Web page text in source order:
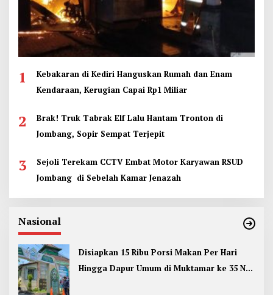
1
Kebakaran di Kediri Hanguskan Rumah dan Enam
Kendaraan, Kerugian Capai Rp1 Miliar
2
Brak! Truk Tabrak Elf Lalu Hantam Tronton di
Jombang, Sopir Sempat Terjepit
3
Sejoli Terekam CCTV Embat Motor Karyawan RSUD
Jombang di Sebelah Kamar Jenazah
Nasional
Disiapkan 15 Ribu Porsi Makan Per Hari
Hingga Dapur Umum di Muktamar ke 35 NU